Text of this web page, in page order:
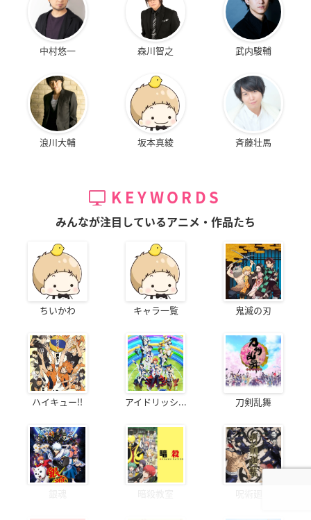
中村悠一 森川智之 武内駿輔
浪川大輔 坂本真綾 斉藤壮馬
KEYWORDS
みんなが注目しているアニメ・作品たち
ちいかわ キャラ一覧 鬼滅の刃
ハイキュー!! アイドリッシ... 刀剣乱舞